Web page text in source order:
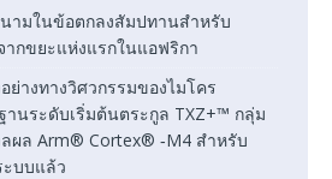
นามในข้อตกลงสัมปทานสำหรับ
กขยะแห่งแรกในแอฟริกา
ย่างทางวิศวกรรมของไมโคร
านระดับเริ่มต้นตระกูล TXZ+™ กลุ่ม
ผล Arm® Cortex® ‑M4 สำหรับ
บบแล้ว